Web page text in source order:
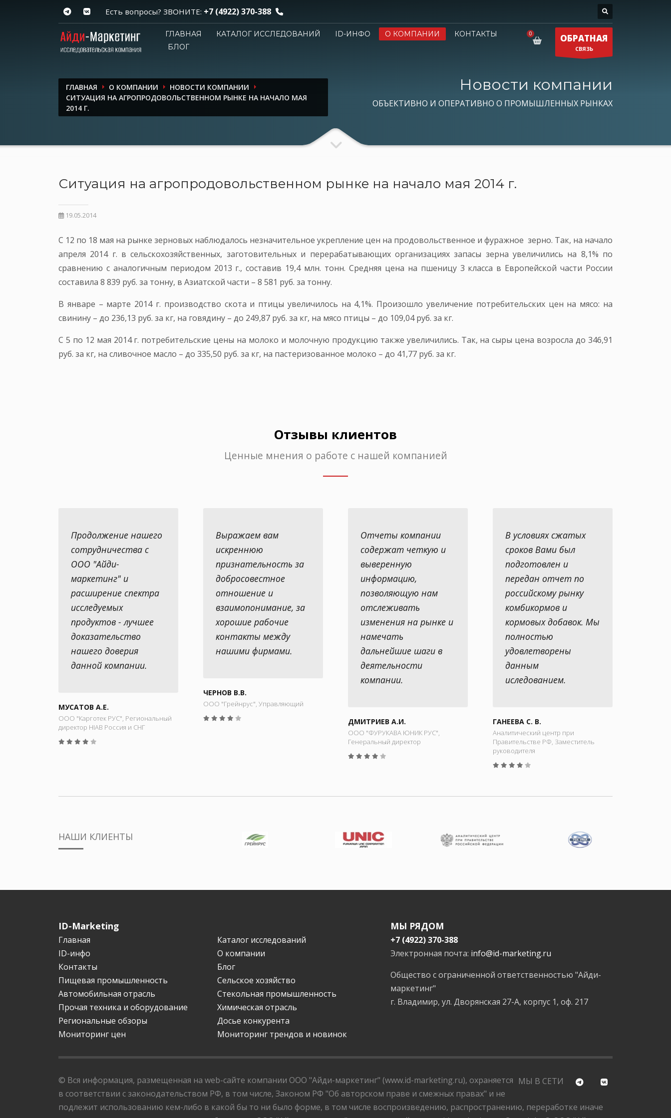
Есть вопросы? ЗВОНИТЕ: +7 (4922) 370-388
ГЛАВНАЯ КАТАЛОГ ИССЛЕДОВАНИЙ ID-ИНФО О КОМПАНИИ
КОНТАКТЫ
БЛОГ
ОБРАТНАЯ
СВЯЗЬ
ГЛАВНАЯ О КОМПАНИИ
НОВОСТИ КОМПАНИИ
СИТУАЦИЯ НА АГРОПРОДОВОЛЬСТВЕННОМ РЫНКЕ НА НАЧАЛО МАЯ
2014 Г.
Новости компании
ОБЪЕКТИВНО И ОПЕРАТИВНО О ПРОМЫШЛЕННЫХ РЫНКАХ
Ситуация на агропродовольственном рынке на начало мая 2014 г.
19.05.2014
С 12 по 18 мая на рынке зерновых наблюдалось незначительное укрепление цен на продовольственное и фуражное зерно. Так, на начало
апреля 2014 г. в сельскохозяйственных, заготовительных и перерабатывающих организациях запасы зерна увеличились на 8,1% по
сравнению с аналогичным периодом 2013 г., составив 19,4 млн. тонн. Средняя цена на пшеницу 3 класса в Европейской части России
составила 8 839 руб. за тонну, в Азиатской части – 8 581 руб. за тонну.
В январе – марте 2014 г. производство скота и птицы увеличилось на 4,1%. Произошло увеличение потребительских цен на мясо: на
свинину – до 236,13 руб. за кг, на говядину – до 249,87 руб. за кг, на мясо птицы – до 109,04 руб. за кг.
С 5 по 12 мая 2014 г. потребительские цены на молоко и молочную продукцию также увеличились. Так, на сыры цена возросла до 346,91
руб. за кг, на сливочное масло – до 335,50 руб. за кг, на пастеризованное молоко – до 41,77 руб. за кг.
Отзывы клиентов
Ценные мнения о работе с нашей компанией
Продолжение нашего
сотрудничества с
ООО "Айди-
маркетинг" и
расширение спектра
исследуемых
продуктов - лучшее
доказательство
нашего доверия
данной компании.
МУСАТОВ А.Е.
ООО "Карготек РУС", Региональный
директор HIAB Россия и СНГ
Выражаем вам
искреннюю
признательность за
добросовестное
отношение и
взаимопонимание, за
хорошие рабочие
контакты между
нашими фирмами.
ЧЕРНОВ В.В.
ООО "Грейнрус", Управляющий
Отчеты компании
содержат четкую и
выверенную
информацию,
позволяющую нам
отслеживать
изменения на рынке и
намечать
дальнейшие шаги в
деятельности
компании.
ДМИТРИЕВ А.И.
ООО "ФУРУКАВА ЮНИК РУС",
Генеральный директор
В условиях сжатых
сроков Вами был
подготовлен и
передан отчет по
российскому рынку
комбикормов и
кормовых добавок. Мы
полностью
удовлетворены
данным
иследованием.
ГАНЕЕВА С. В.
Аналитический центр при
Правительстве РФ, Заместитель
руководителя
НАШИ КЛИЕНТЫ
ID-Marketing
Главная
Каталог исследований
ID-инфо
О компании
Контакты
Блог
Пищевая промышленность
Сельское хозяйство
Автомобильная отрасль
Стекольная промышленность
Прочая техника и оборудование
Химическая отрасль
Региональные обзоры
Досье конкурента
Мониторинг цен
Мониторинг трендов и новинок
МЫ РЯДОМ
+7 (4922) 370-388
Электронная почта: info@id-marketing.ru
Общество с ограниченной ответственностью "Айди-
маркетинг"
г. Владимир, ул. Дворянская 27-А, корпус 1, оф. 217
МЫ В СЕТИ
© Вся информация, размещенная на web-сайте компании ООО "Айди-маркетинг" (www.id-marketing.ru), охраняется
в соответствии с законодательством РФ, в том числе, Законом РФ "Об авторском праве и смежных правах" и не
подлежит использованию кем-либо в какой бы то ни было форме, в том числе воспроизведению, распространению, переработке иначе